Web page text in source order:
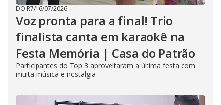
DO R7/16/07/2026
Voz pronta para a final! Trio
finalista canta em karaokê na
Festa Memória | Casa do Patrão
Participantes do Top 3 aproveitaram a última festa com
muita música e nostalgia